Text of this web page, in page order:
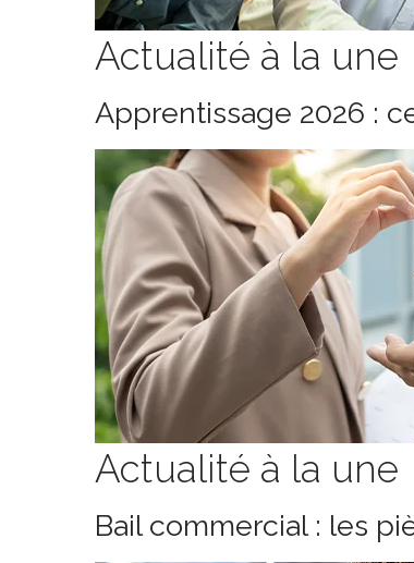
Actualité à la une
Apprentissage 2026 :
Actualité à la une
Bail commercial : les